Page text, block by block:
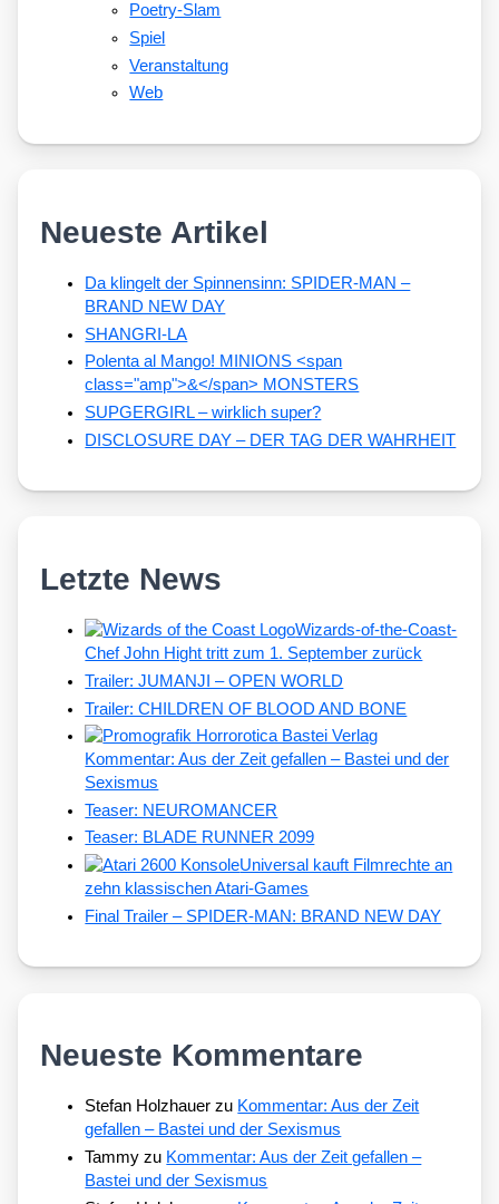
Poetry-Slam
Spiel
Veranstaltung
Web
Neueste Artikel
Da klingelt der Spinnensinn: SPIDER-MAN –
BRAND NEW DAY
SHANGRI-LA
Polenta al Mango! MINIONS <span
class="amp">&</span> MONSTERS
SUPGERGIRL – wirklich super?
DISCLOSURE DAY – DER TAG DER WAHRHEIT
Letzte News
Wizards-of-the-Coast-
Chef John Hight tritt zum 1. September zurück
Trailer: JUMANJI – OPEN WORLD
Trailer: CHILDREN OF BLOOD AND BONE
Kommentar: Aus der Zeit gefallen – Bastei und der
Sexismus
Teaser: NEUROMANCER
Teaser: BLADE RUNNER 2099
Universal kauft Filmrechte an
zehn klassischen Atari-Games
Final Trailer – SPIDER-MAN: BRAND NEW DAY
Neueste Kommentare
Stefan Holzhauer zu Kommentar: Aus der Zeit
gefallen – Bastei und der Sexismus
Tammy zu Kommentar: Aus der Zeit gefallen –
Bastei und der Sexismus